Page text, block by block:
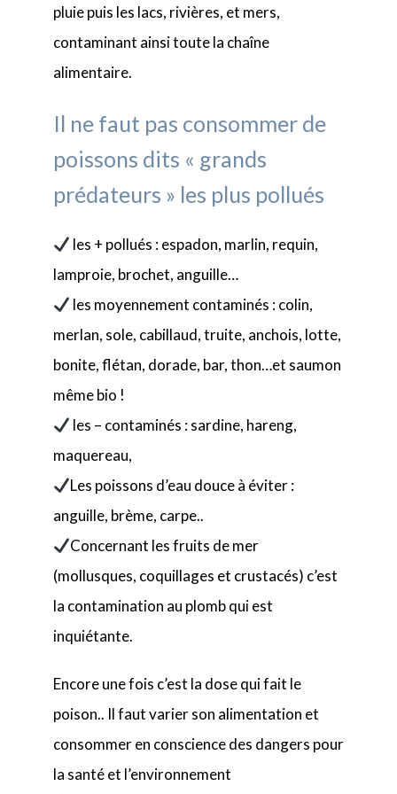
pluie puis les lacs, rivières, et mers,
contaminant ainsi toute la chaîne
alimentaire.
Il ne faut pas consommer de
poissons dits « grands
prédateurs » les plus pollués
les + pollués : espadon, marlin, requin,
lamproie, brochet, anguille…
les moyennement contaminés : colin,
merlan, sole, cabillaud, truite, anchois, lotte,
bonite, flétan, dorade, bar, thon…et saumon
même bio !
les – contaminés : sardine, hareng,
maquereau,
Les poissons d’eau douce à éviter :
anguille, brème, carpe..
Concernant les fruits de mer
(mollusques, coquillages et crustacés) c’est
la contamination au plomb qui est
inquiétante.
Encore une fois c’est la dose qui fait le
poison.. Il faut varier son alimentation et
consommer en conscience des dangers pour
la santé et l’environnement